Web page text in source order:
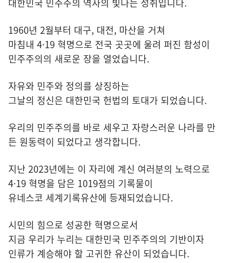
대한민국 민주주의 역사의 빛나는 성취입니다.
1960년 2월부터 대구, 대전, 마산을 거쳐
마침내 4·19 혁명으로 전국 곳곳에 울려 퍼진 함성이
민주주의의 새로운 장을 열었습니다.
자유와 민주와 정의를 상징하는
그날의 정신은 대한민국 헌법의 토대가 되었습니다.
우리의 민주주의를 바로 세우고 자랑스러운 나라를 만
든 원동력이 되었다고 생각합니다.
지난 2023년에는 이 자리에 계신 여러분의 노력으로
4·19 혁명을 담은 1019점의 기록물이
유네스코 세계기록유산에 등재되었습니다.
시민의 힘으로 성공한 혁명으로서
지금 우리가 누리는 대한민국 민주주의의 기반이자
인류가 계승해야 할 고귀한 유산이 되었습니다.